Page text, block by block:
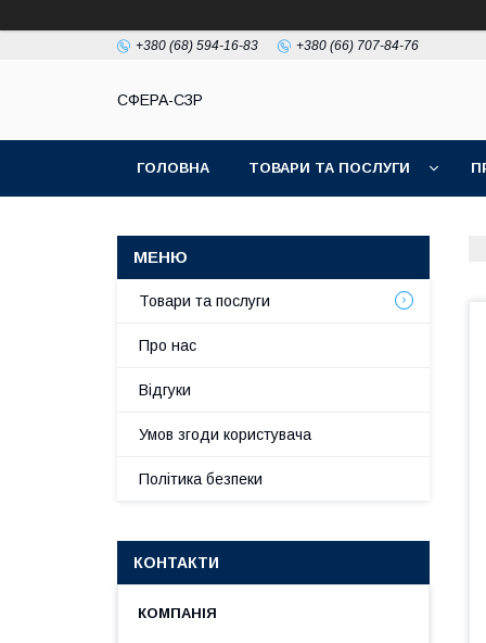
+380 (68) 594-16-83 +380 (66) 707-84-76
СФЕРА-СЗР
ГОЛОВНА ТОВАРИ ТА ПОСЛУГИ
Товари та послуги
Про нас
Відгуки
Умов згоди користувача
Політика безпеки
КОНТАКТИ